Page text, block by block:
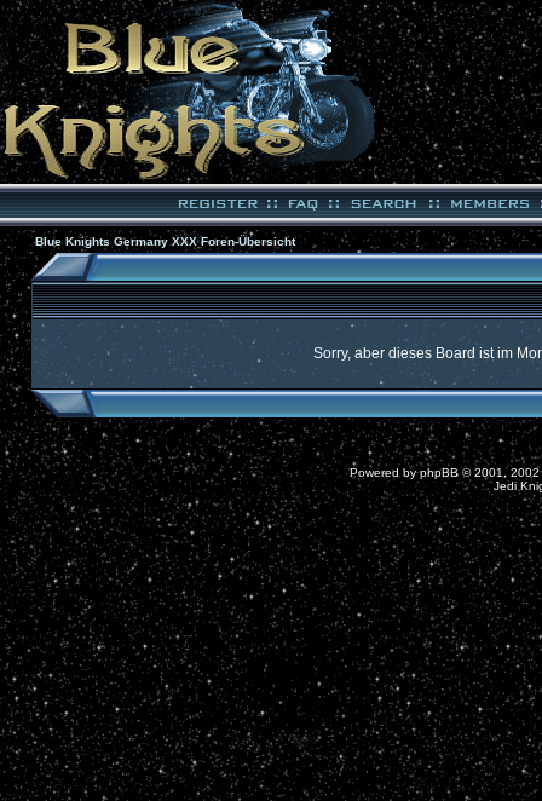
Blue Knights Germany XXX Foren-Übersicht
Sorry, aber dieses Board ist im
Powered byphpBB© 2001, 2002
Jedi